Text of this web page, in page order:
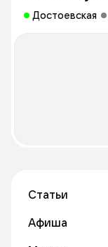
Достоевская
Статьи
Афиша